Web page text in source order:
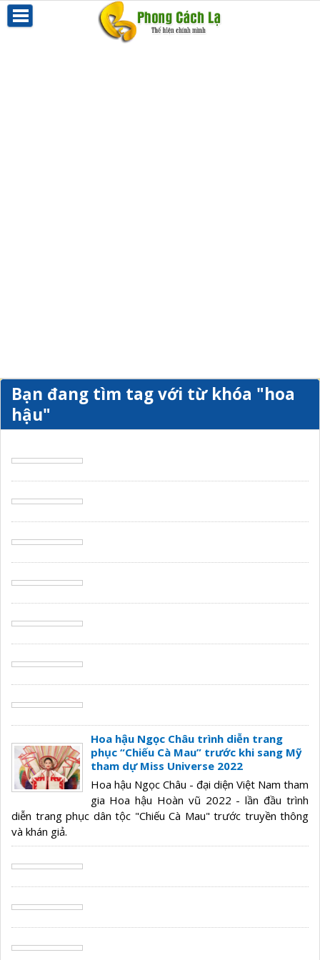
Bạn đang tìm tag với từ khóa "hoa
hậu"
Hoa hậu Ngọc Châu trình diễn trang
phục “Chiếu Cà Mau” trước khi sang Mỹ
tham dự Miss Universe 2022
Hoa hậu Ngọc Châu - đại diện Việt Nam tham
gia Hoa hậu Hoàn vũ 2022 - lần đầu trình
diễn trang phục dân tộc "Chiếu Cà Mau" trước truyền thông
và khán giả.